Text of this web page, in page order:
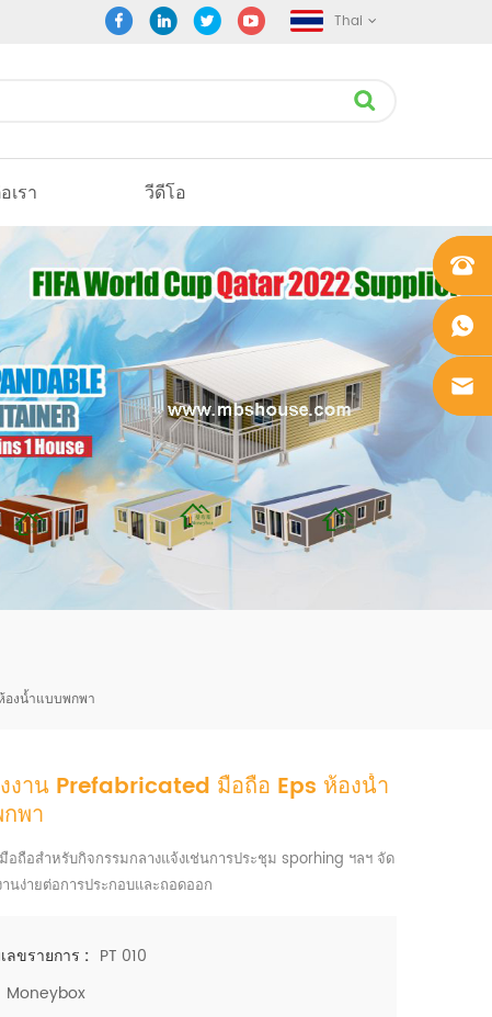
Thai
เรา วีดีโอ
องน้ำแบบพกพา
งาน Prefabricated มือถือ Eps ห้องน้ำ
พา
อถือสำหรับกิจกรรมกลางแจ้งเช่นการประชุม sporhing ฯลฯ จัด
านง่ายต่อการประกอบและถอดออก
ลขรายการ : PT 010
Moneybox
+861862
0106756
+861862
mbshou